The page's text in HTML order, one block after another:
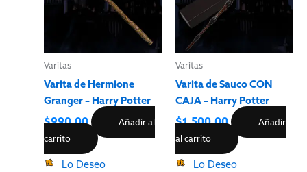
Varitas
Varita de Hermione
Granger – Harry Potter
$990.00
Añadir al
carrito
Lo Deseo
Varitas
Varita de Sauco CON
CAJA – Harry Potter
$1,500.00
Añadir
al carrito
Lo Deseo